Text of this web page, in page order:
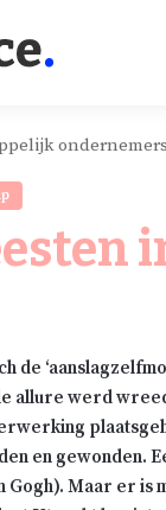
de
allure werd
en
Gogh). Maar er is